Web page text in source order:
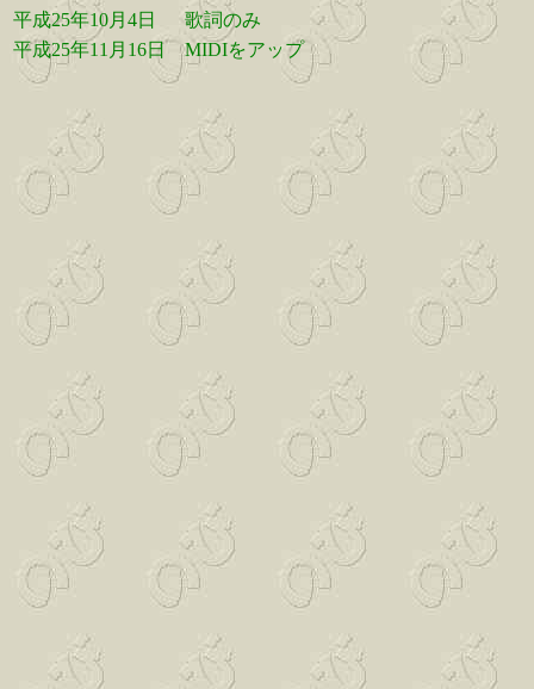
平成25年10月4日
歌詞のみ
平成25年11月16日
MIDIをアップ